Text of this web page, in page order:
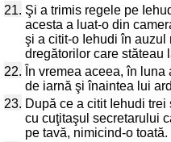
21. Şi a trimis regele pe
acesta a luat-o din
şi a citit-o Iehudi în
dregătorilor care stăteau
22. În vremea aceea, în
de iarnă şi înaintea lui
23. După ce a citit Iehudi
cu cuţitaşul secretarului
pe tavă, nimicind-o toată.